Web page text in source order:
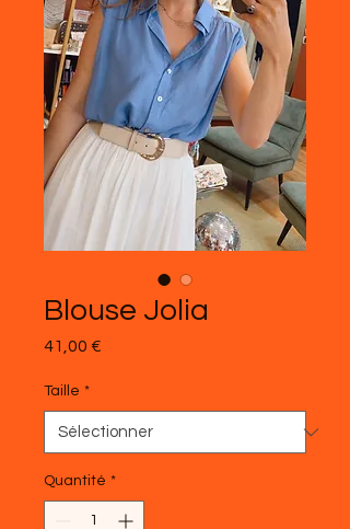
Blouse Jolia
41,00 €
Taille *
Quantité *